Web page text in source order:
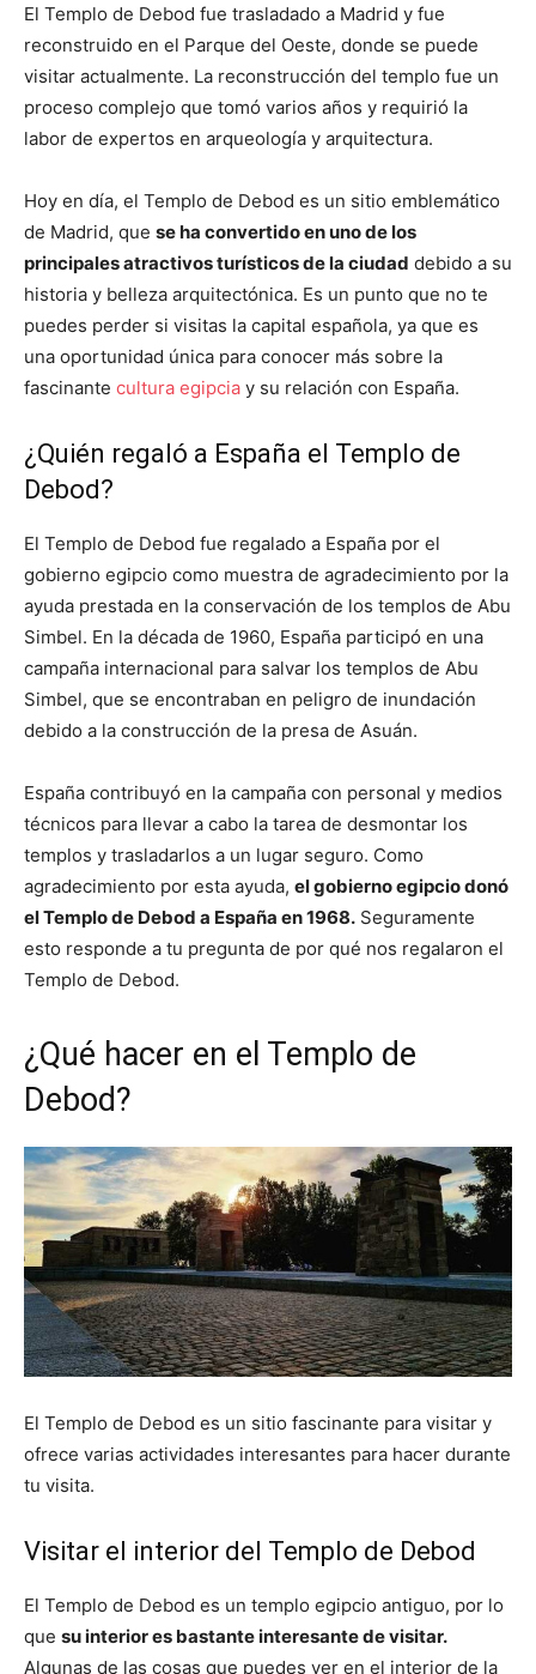
El Templo de Debod fue trasladado a Madrid y fue
reconstruido en el Parque del Oeste, donde se puede
visitar actualmente. La reconstrucción del templo fue un
proceso complejo que tomó varios años y requirió la
labor de expertos en arqueología y arquitectura.
Hoy en día, el Templo de Debod es un sitio emblemático
de Madrid, que se ha convertido en uno de los
principales atractivos turísticos de la ciudad debido a su
historia y belleza arquitectónica. Es un punto que no te
puedes perder si visitas la capital española, ya que es
una oportunidad única para conocer más sobre la
fascinante cultura egipcia y su relación con España.
¿Quién regaló a España el Templo de
Debod?
El Templo de Debod fue regalado a España por el
gobierno egipcio como muestra de agradecimiento por la
ayuda prestada en la conservación de los templos de Abu
Simbel. En la década de 1960, España participó en una
campaña internacional para salvar los templos de Abu
Simbel, que se encontraban en peligro de inundación
debido a la construcción de la presa de Asuán.
España contribuyó en la campaña con personal y medios
técnicos para llevar a cabo la tarea de desmontar los
templos y trasladarlos a un lugar seguro. Como
agradecimiento por esta ayuda, el gobierno egipcio donó
el Templo de Debod a España en 1968. Seguramente
esto responde a tu pregunta de por qué nos regalaron el
Templo de Debod.
¿Qué hacer en el Templo de
Debod?
El Templo de Debod es un sitio fascinante para visitar y
ofrece varias actividades interesantes para hacer durante
tu visita.
Visitar el interior del Templo de Debod
El Templo de Debod es un templo egipcio antiguo, por lo
que su interior es bastante interesante de visitar.
Algunas de las cosas que puedes ver en el interior de la